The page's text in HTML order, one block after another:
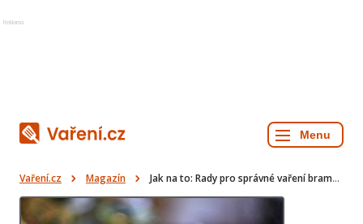
Reklama
Vaření.cz Magazín Jak na to: Rady pro správné vaření brambor